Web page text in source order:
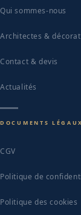
Qui sommes-nous
Architectes &
Contact & devis
Actualités
DOCUMENTS
CGV
Politique de
Politique des cookies